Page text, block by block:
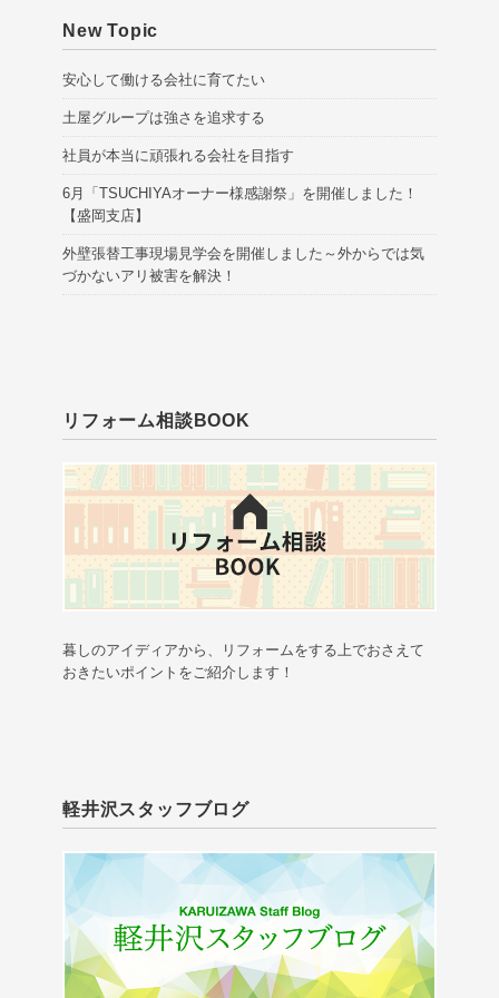
New Topic
安心して働ける会社に育てたい
土屋グループは強さを追求する
社員が本当に頑張れる会社を目指す
6月「TSUCHIYAオーナー様感謝祭」を開催しました！
【盛岡支店】
外壁張替工事現場見学会を開催しました～外からでは気
づかないアリ被害を解決！
リフォーム相談BOOK
暮しのアイディアから、リフォームをする上でおさえて
おきたいポイントをご紹介します！
軽井沢スタッフブログ